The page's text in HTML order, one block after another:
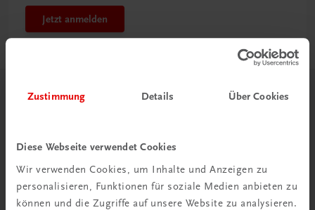
Zustimmung Details Über Cookies
Diese Webseite verwendet Cookies
Wir verwenden Cookies, um Inhalte und Anzeigen zu
personalisieren, Funktionen für soziale Medien anbieten zu
können und die Zugriffe auf unsere Website zu analysieren.
Jetzt anmelden
Herzlich willkommen bei TRAUNER!
Wir über uns